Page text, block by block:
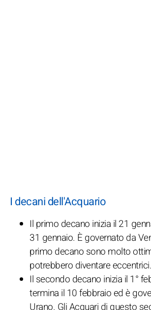
I decani dell'Acquario
Il primo decano inizia il 21
31 gennaio. È governato da
primo decano sono molto
potrebbero diventare eccentrici.
Il secondo decano inizia il 1°
termina il 10 febbraio ed è
Urano. Gli Acquari di questo